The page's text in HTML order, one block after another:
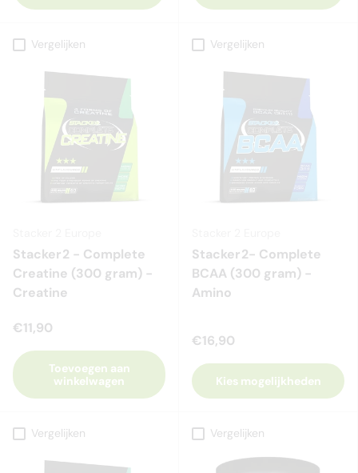
Vergelijken
Stacker2 - Complete
Creatine (300 gram) -
Creatine
€11,90
Toevoegen aan
winkelwagen
Vergelijken
Stacker2- Complete
BCAA (300 gram) -
Amino
€16,90
Kies mogelijkheden
Vergelijken Vergelijken